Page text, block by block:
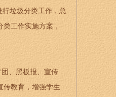
垃圾分类工作，总
工作实施方案，
、黑板报、宣传
传教育，增强学生